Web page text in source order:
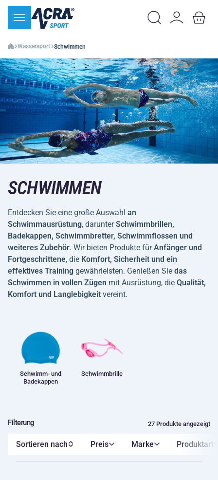
Wassersport Schwimmen
SCHWIMMEN
Entdecken Sie eine große Auswahl an
Schwimmausrüstung, darunterSchwimmbrillen,
Badekappen, Schwimmbretter, Schwimmflossen und
weiteres Zubehör. Wir bieten Produkte fürAnfänger und
Fortgeschrittene, die Komfort, Sicherheit und ein
effektives Training gewährleisten. Genießen Sie das
Schwimmen in vollen Zügen mit Ausrüstung, die Qualität,
Komfort und Langlebigkeit vereint.
Schwimm- und
Badekappen
Schwimmbrille
Filterung 27 Produkte angezeigt
Preis Marke Produktart
Sortieren nach